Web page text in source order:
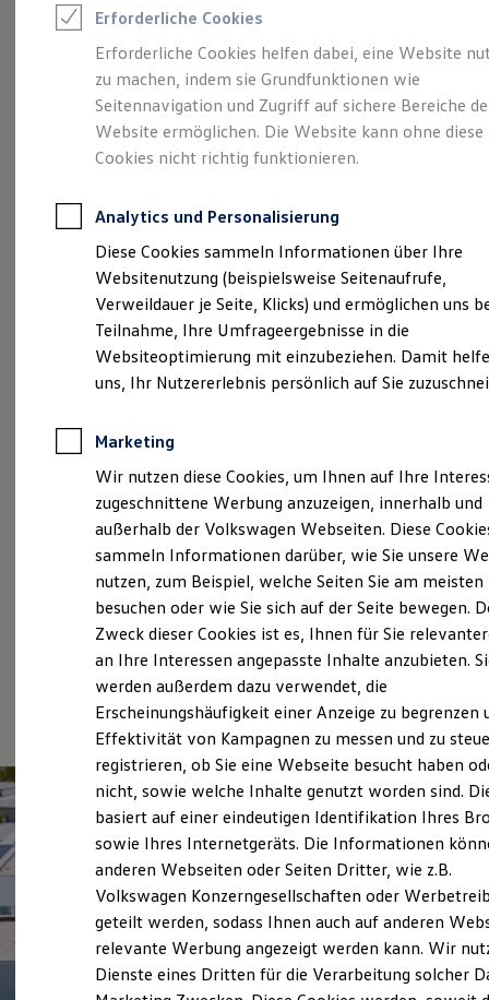
Saisonangebote
Leasing
Leasing-Angebote
Gebrauchtwagen Leasing
Junge Gebrauchtwagen-Leasing
Elektroauto Leasing
Kleinwagen-Leasing
Leasing ohne Anzahlung
Autokredit mit Schlussrate
Versicherungen und Garantien
Kfz-Versicherung
Restschuldversicherungen
Garantien
Wartungsverträge
Geschäftskunden
Professional Class bei Volkswagen
Großkunden
Behörden
Anpfiff zum Gewinn
Elektroautos
ID. Tutorials
Elektrofahrzeugkonzepte
Reichweite
Reichweite der ID. Modelle
Reichweite im Winter
Laden
Laden unterwegs
Laden Zuhause
Ladezeitensimulator
Batterie
Sicherheit
Garantie und Lebensdauer
Nachhaltigkeit
Technologie
Kosten und Kauf
Verbrauchskosten
Kaufoptionen
E-Auto-Förderung
Software und Konnektivität
Die ID. Software 6
ID. Software Versionen und Updates
Digitale Extras
Schnittstellen zu Ihrem ID.
Willkommen in
unseren
Autohäusern
(Impressum & Rechtliches)
Erforderliche Cookies
Erforderliche Cookies helfen dabei, eine Website
zu machen, indem sie Grundfunktionen wie
Seitennavigation und Zugriff auf sichere Bereiche
Website ermöglichen. Die Website kann ohne diese
Cookies nicht richtig funktionieren.
Analytics und Personalisierung
Diese Cookies sammeln Informationen über Ihre
Websitenutzung (beispielsweise Seitenaufrufe,
Verweildauer je Seite, Klicks) und ermöglichen uns
Teilnahme, Ihre Umfrageergebnisse in die
Websiteoptimierung mit einzubeziehen. Damit
uns, Ihr Nutzererlebnis persönlich auf Sie
Marketing
Wir nutzen diese Cookies, um Ihnen auf Ihre
zugeschnittene Werbung anzuzeigen, innerhalb und
außerhalb der Volkswagen Webseiten. Diese
sammeln Informationen darüber, wie Sie unsere
nutzen, zum Beispiel, welche Seiten Sie am meisten
besuchen oder wie Sie sich auf der Seite bewegen.
Zweck dieser Cookies ist es, Ihnen für Sie
an Ihre Interessen angepasste Inhalte anzubieten.
werden außerdem dazu verwendet, die
Erscheinungshäufigkeit einer Anzeige zu begrenzen
Effektivität von Kampagnen zu messen und zu
registrieren, ob Sie eine Webseite besucht haben
nicht, sowie welche Inhalte genutzt worden sind.
basiert auf einer eindeutigen Identifikation Ihres
sowie Ihres Internetgeräts. Die Informationen
anderen Webseiten oder Seiten Dritter, wie z.B.
Volkswagen Konzerngesellschaften oder
geteilt werden, sodass Ihnen auch auf anderen
relevante Werbung angezeigt werden kann. Wir
Dienste eines Dritten für die Verarbeitung solcher